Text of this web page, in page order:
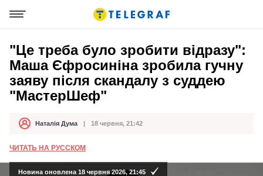
"Це треба було зробити відразу":
Маша Єфросиніна зробила гучну
заяву після скандалу з суддею
"МастерШеф"
АвторНаталія Дума
Дата публікації 18 червня, 21:42
ЧИТАТЬ НА РУССКОМ
Новина оновлена 18 червня 2026, 21:45